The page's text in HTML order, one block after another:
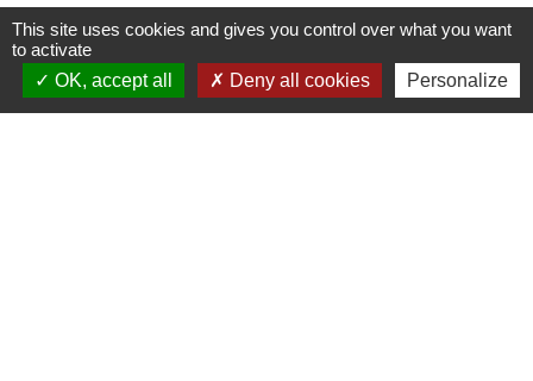
Commune de Barjouville
1, rue Jean Moulin
28630 Barjouville - FRANCE
+33 2 37 34 30 04
This site uses cookies and gives you control over what you want
to activate
OK, accept all
Deny all cookies Personalize